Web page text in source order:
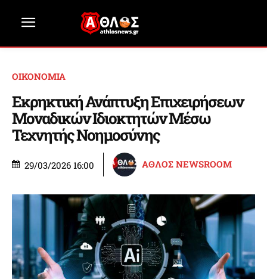
ΟΙΚΟΝΟΜΙΑ
Εκρηκτική Ανάπτυξη Επιχειρήσεων
Μοναδικών Ιδιοκτητών Μέσω
Τεχνητής Νοημοσύνης
29/03/2026 16:00 ΑΘΛΟΣ NEWSROOM